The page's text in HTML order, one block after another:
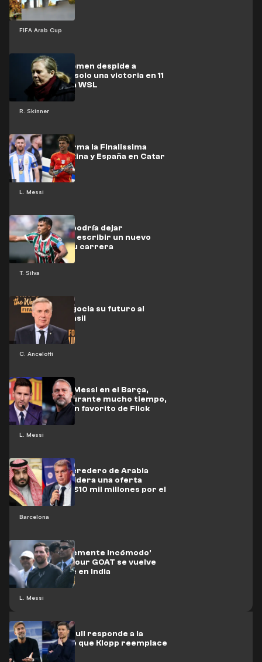
FIFA Arab Cup
R. Skinner
West Ham Women despide a
Skinner tras solo una victoria en 11
partidos de la WSL
L. Messi
La FIFA confirma la Finalissima
entre Argentina y España en Catar
T. Silva
Thiago Silva podría dejar
Fluminense y escribir un nuevo
capítulo en su carrera
C. Ancelotti
Ancelotti negocia su futuro al
frente de Brasil
L. Messi
El récord de Messi en el Barça,
mantenido durante mucho tiempo,
es roto por un favorito de Flick
Barcelona
El príncipe heredero de Arabia
Saudita considera una oferta
sorpresa de €10 mil millones por el
Barcelona
L. Messi
Messi, 'visiblemente incómodo'
mientras el Tour GOAT se vuelve
desagradable en India
CEO de Red Bull responde a la
posibilidad de que Klopp reemplace
a Xabi Alonso